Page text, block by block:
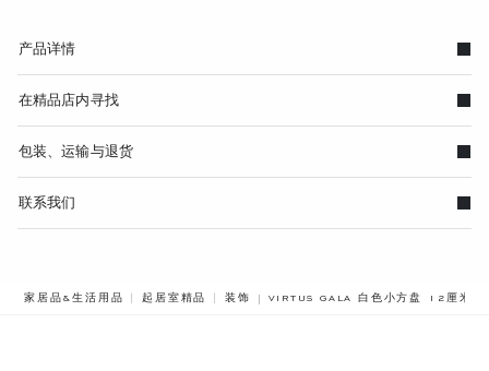
产品详情
在精品店内寻找
包装、运输与退货
联系我们
家居品&生活用品 起居室精品 装饰 VIRTUS GALA 白色小方盘 12厘米